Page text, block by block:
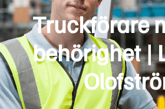
Truckförare
behörighet |